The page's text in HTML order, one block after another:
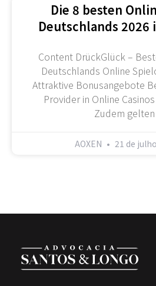
Die 8 besten
Deutschlands 2026
Content DrückGlück –
Deutschlands Online
Attraktive Bonusangebote
Provider in Online
Zudem
AOXEN 21 de